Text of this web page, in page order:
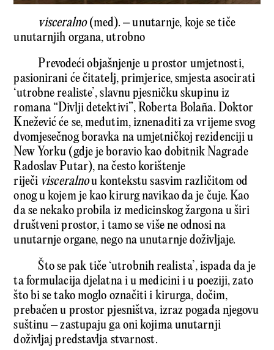
visceralno(med). – unutarnje, koje se tiče
unutarnjih organa, utrobno
Prevodeći objašnjenje u prostor umjetnosti,
pasionirani će čitatelj, primjerice, smjesta asocirati
‘utrobne realiste’, slavnu pjesničku skupinu iz
romana “Divlji detektivi”, Roberta Bolaña. Doktor
Knežević će se, međutim, iznenaditi za vrijeme svog
dvomjesečnog boravka na umjetničkoj rezidenciji u
New Yorku (gdje je boravio kao dobitnik Nagrade
Radoslav Putar), na često korištenje
riječi visceralnou kontekstu sasvim različitom od
onog u kojem je kao kirurg navikao da je čuje. Kao
da se nekako probila iz medicinskog žargona u širi
društveni prostor, i tamo se više ne odnosi na
unutarnje organe, nego na unutarnje doživljaje.
Što se pak tiče ‘utrobnih realista’, ispada da je
ta formulacija djelatna i u medicini i u poeziji, zato
što bi se tako moglo označiti i kirurga, dočim,
prebačen u prostor pjesništva, izraz pogađa njegovu
suštinu – zastupaju ga oni kojima unutarnji
doživljaj predstavlja stvarnost.